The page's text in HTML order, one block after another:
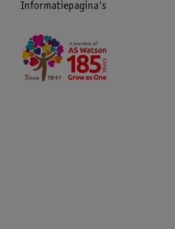
Informatiepagina's